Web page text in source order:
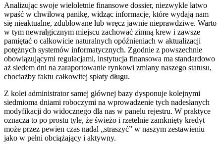
Analizując swoje wieloletnie finansowe dossier, niezwykle łatwo
wpaść w chwilową panikę, widząc informacje, które wydają nam
się nieaktualne, zdublowane lub wręcz jawnie nieprawdziwe. Warto
w tym newralgicznym miejscu zachować zimną krew i zawsze
pamiętać o całkowicie naturalnych opóźnieniach w aktualizacji
potężnych systemów informatycznych. Zgodnie z powszechnie
obowiązującymi regulacjami, instytucja finansowa ma standardowo
aż siedem dni na zaraportowanie rynkowi zmiany naszego statusu,
chociażby faktu całkowitej spłaty długu.
Z kolei administrator samej głównej bazy dysponuje kolejnymi
siedmioma dniami roboczymi na wprowadzenie tych nadesłanych
modyfikacji do widocznego dla nas w panelu rejestru. W praktyce
oznacza to po prostu tyle, że świeżo i rzetelnie zamknięty kredyt
może przez pewien czas nadal „straszyć” w naszym zestawieniu
jako w pełni obciążający i aktywny.